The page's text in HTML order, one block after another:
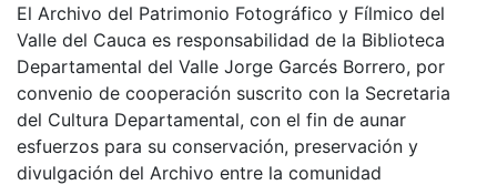
El Archivo del Patrimonio Fotográfico y Fílmico del
Valle del Cauca es responsabilidad de la Biblioteca
Departamental del Valle Jorge Garcés Borrero, por
convenio de cooperación suscrito con la Secretaria
del Cultura Departamental, con el fin de aunar
esfuerzos para su conservación, preservación y
divulgación del Archivo entre la comunidad